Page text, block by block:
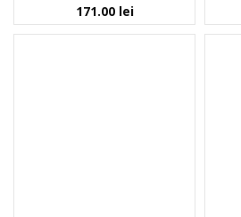
171.00 lei